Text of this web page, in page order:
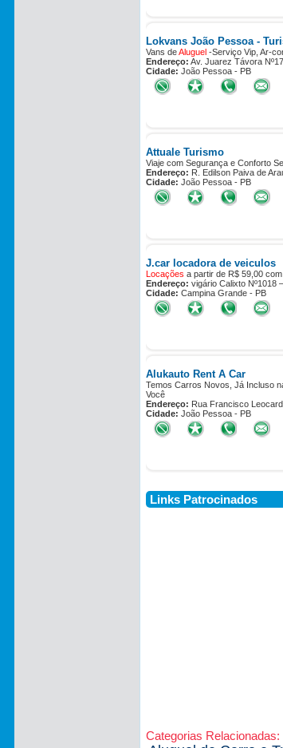
Lokvans João Pessoa -
Vans deAluguel -Serviço Vip, Ar-
Endereço: Av. Juarez Távora
Cidade: João Pessoa - PB
Attuale Turismo
Viaje com Segurança e Conforto
Endereço: R. Edilson Paiva de
Cidade: João Pessoa - PB
J.car locadora de veiculos
Locações a partir de R$ 59,00
Endereço: vigário Calixto Nº1018
Cidade: Campina Grande - PB
Alukauto Rent A Car
Temos Carros Novos, Já Incluso
Você
Endereço: Rua Francisco
Cidade: João Pessoa - PB
Links Patrocinados
Categorias Relacionadas: